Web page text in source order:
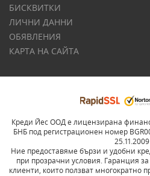
БИСКВИТКИ
ЛИЧНИ ДАННИ
ОБЯВЛЕНИЯ
КАРТА НА САЙТА
Креди Йес ООД е лицензирана
БНБ под регистрационен номер
25.11.2009
Ние предоставяме бързи и удобни
при прозрачни условия. Гаранция
клиенти, които ползват многократно